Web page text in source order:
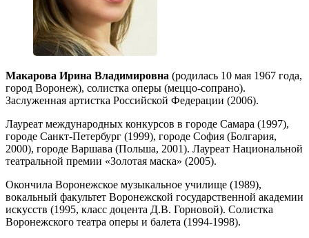
Макарова Ирина Владимировна (родилась 10 мая 1967 года,
город Воронеж), солистка оперы (меццо-сопрано).
Заслуженная артистка Российской Федерации (2006).
Лауреат международных конкурсов в городе Самара (1997),
городе Санкт-Петербург (1999), городе София (Болгария,
2000), городе Варшава (Польша, 2001). Лауреат Национальной
театральной премии «Золотая маска» (2005).
Окончила Воронежское музыкальное училище (1989),
вокальный факультет Воронежской государственной академии
искусств (1995, класс доцента Д.В. Горновой). Солистка
Воронежского театра оперы и балета (1994-1998).